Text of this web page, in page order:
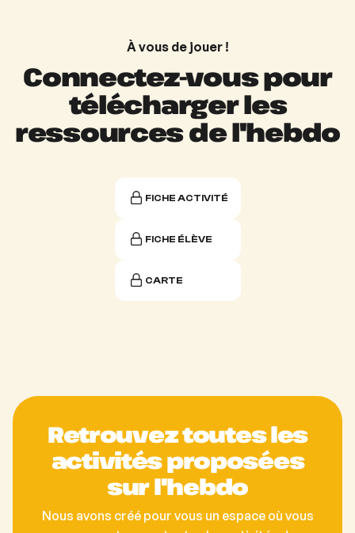
À vous de jouer !
Connectez-vous pour
télécharger les
ressources de l'hebdo
FICHE ACTIVITÉ
FICHE ÉLÈVE
CARTE
Retrouvez toutes les
activités proposées
sur l'hebdo
Nous avons créé pour vous un espace où vous